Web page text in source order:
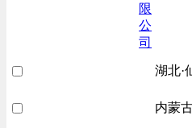
限
公
司
湖北·
内蒙